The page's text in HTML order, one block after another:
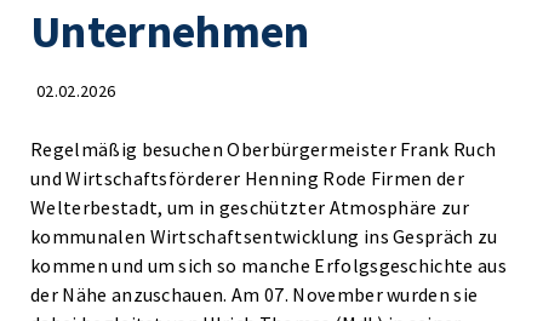
Unternehmen
02.02.2026
Regelmäßig besuchen Oberbürgermeister Frank Ruch
und Wirtschaftsförderer Henning Rode Firmen der
Welterbestadt, um in geschützter Atmosphäre zur
kommunalen Wirtschaftsentwicklung ins Gespräch zu
kommen und um sich so manche Erfolgsgeschichte aus
der Nähe anzuschauen. Am 07. November wurden sie